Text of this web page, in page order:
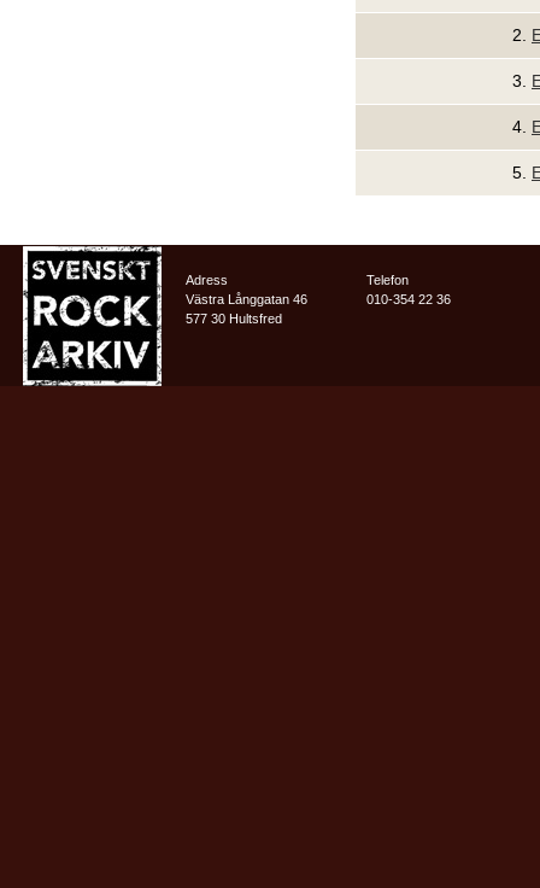
2.
3.
4.
5.
Adress
Västra Långgatan 46
577 30 Hultsfred
Telefon
010-354 22 36